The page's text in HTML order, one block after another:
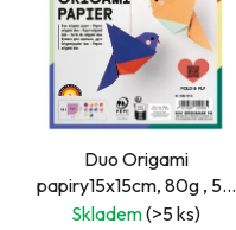
Duo Origami
papiry15x15cm, 80g , 50
ks
Skladem(>5 ks)